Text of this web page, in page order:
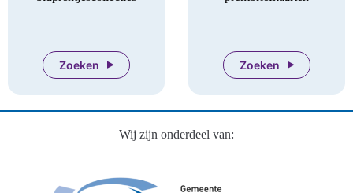
Zoeken Zoeken
Wij zijn onderdeel van: